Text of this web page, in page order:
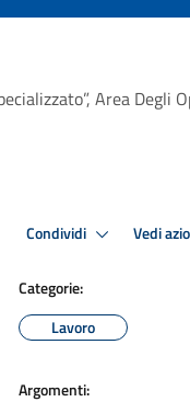
Area Degli
Condividi Vedi
Categorie:
Lavoro
Argomenti: